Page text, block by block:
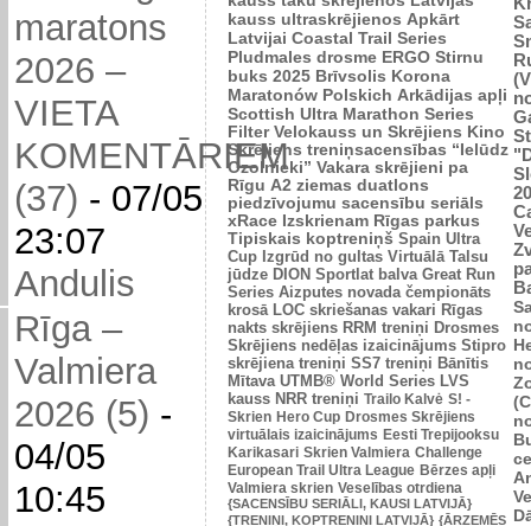
maratons
2026 –
VIETA
KOMENTĀRIEM
(37) - 07/05
23:07
Andulis
Rīga –
Valmiera
2026 (5) -
04/05
10:45
kauss ultraskrējienos Apkārt
Latvijai Coastal Trail Series
Pludmales drosme ERGO Stirnu
buks 2025 Brīvsolis Korona
Maratonów Polskich Arkādijas apļi
Scottish Ultra Marathon Series
Filter Velokauss un Skrējiens Kino
Skrējiens treniņsacensības “Ielūdz
Ozolnieki” Vakara skrējieni pa
Rīgu A2 ziemas duatlons
piedzīvojumu sacensību seriāls
xRace Izskrienam Rīgas parkus
Tipiskais koptreniņš Spain Ultra
Cup Izgrūd no gultas Virtuālā Talsu
jūdze DION Sportlat balva Great Run
Series Aizputes novada čempionāts
krosā LOC skriešanas vakari Rīgas
nakts skrējiens RRM treniņi Drosmes
Skrējiens nedēļas izaicinājums Stipro
skrējiena treniņi SS7 treniņi Bānītis
Mītava UTMB® World Series LVS
kauss NRR treniņi Trailo Kalvė S! -
Skrien Hero Cup Drosmes Skrējiens
virtuālais izaicinājums Eesti Trepijooksu
Karikasari Skrien Valmiera Challenge
European Trail Ultra League Bērzes apļi
Valmiera skrien Veselības otrdiena
{SACENSĪBU SERIĀLI, KAUSI LATVIJĀ}
{TRENIŅI, KOPTRENIŅI LATVIJĀ} {ĀRZEMĒS